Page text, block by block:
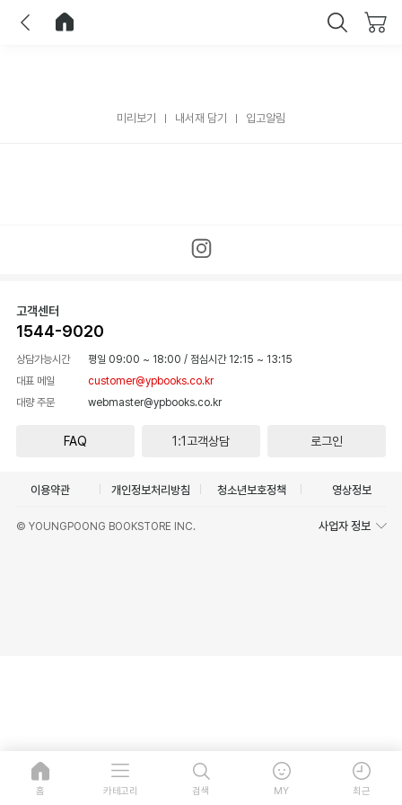
미리보기 내서재 담기 입고알림
고객센터
1544-9020
상담가능시간 평일 09:00 ~ 18:00 / 점심시간 12:15 ~ 13:15
대표 메일
customer@ypbooks.co.kr
대량 주문
webmaster@ypbooks.co.kr
FAQ 1:1고객상담 로그인
이용약관 개인정보처리방침 청소년보호정책 영상정보
© YOUNGPOONG BOOKSTORE INC. 사업자 정보
홈 카테고리 검색 MY 최근